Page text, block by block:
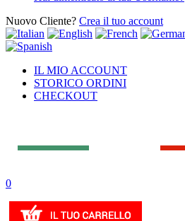
Nuovo Cliente? Crea il tuo account
IL MIO ACCOUNT
STORICO ORDINI
CHECKOUT
0